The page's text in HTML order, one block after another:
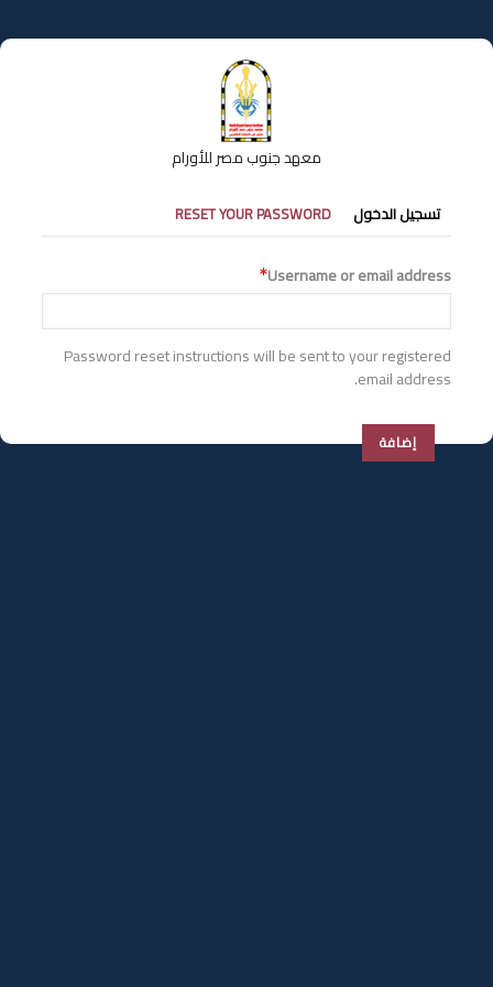
إلى
المحتوى
معهد جنوب مصر للأورام
التبويبات
الأساسية
تسجيل الدخول RESET YOUR PASSWORD
Username or email address
Password reset instructions will be sent to your registered
email address.